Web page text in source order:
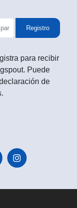
Registro
para recibir
Puede
de